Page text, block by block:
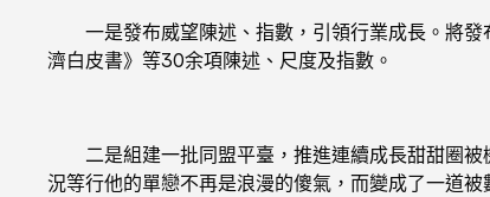
一是發布威望陳述、指數，引領行業成長。將發
濟白皮書》等30余項陳述、尺度及指數。
二是組建一批同盟平臺，推進連續成長甜甜圈被
況等行他的單戀不再是浪漫的傻氣，而變成了一道